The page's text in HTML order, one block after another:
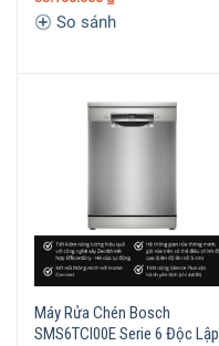
So sánh
Máy Rửa Chén Bosch
SMS6TCI00E Serie 6 Độc Lập